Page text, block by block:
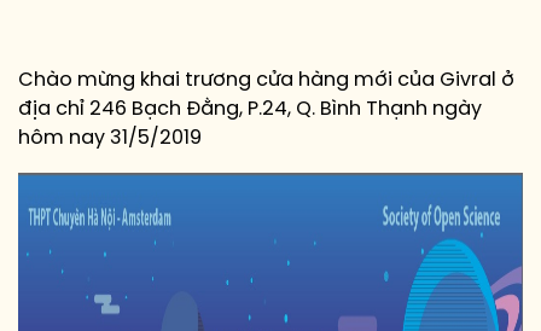
Chào mừng khai trương cửa hàng mới của Givral ở
địa chỉ 246 Bạch Đằng, P.24, Q. Bình Thạnh ngày
hôm nay 31/5/2019